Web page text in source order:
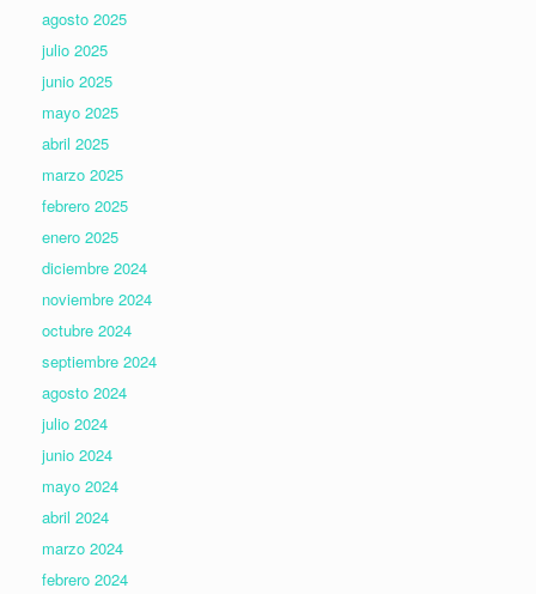
agosto 2025
julio 2025
junio 2025
mayo 2025
abril 2025
marzo 2025
febrero 2025
enero 2025
diciembre 2024
noviembre 2024
octubre 2024
septiembre 2024
agosto 2024
julio 2024
junio 2024
mayo 2024
abril 2024
marzo 2024
febrero 2024